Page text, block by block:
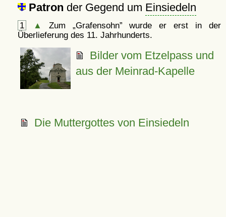
Patron der Gegend um Einsiedeln
1 ▲ Zum Grafensohn
wurde er erst in der
Überlieferung des 11. Jahrhunderts.
Bilder vom Etzelpass und
aus der Meinrad-Kapelle
Die Muttergottes von Einsiedeln